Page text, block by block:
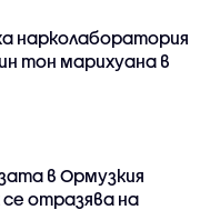
нарколаборатория
тон марихуана в
в Ормузкия
отразява на